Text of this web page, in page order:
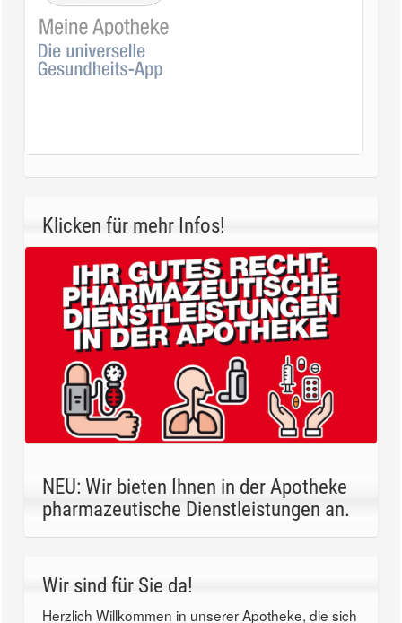
Klicken für mehr Infos!
NEU: Wir bieten Ihnen in der Apotheke
pharmazeutische Dienstleistungen an.
Wir sind für Sie da!
Herzlich Willkommen in unserer Apotheke, die sich